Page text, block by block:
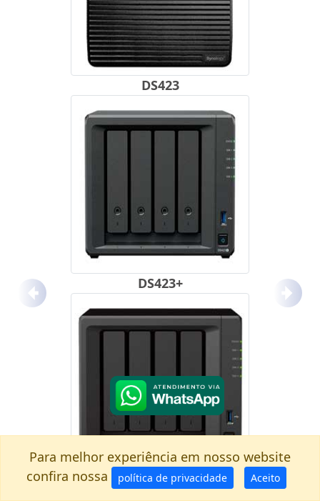
DS423
DS423+
DS923+
Anterior
Para melhor experiência em nosso website
confira nossa
política de privacidade Aceito